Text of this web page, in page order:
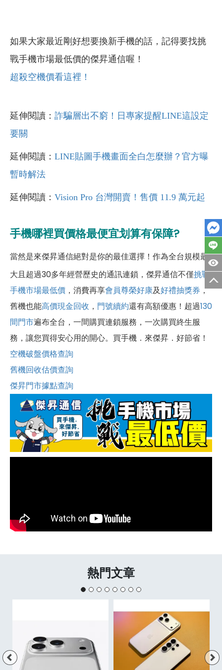
如果大家最近剛好想要換新手機的話，記得要找挑
戰手機市場最低價的傑昇通信喔！
超殺空機價看這裡！
延伸閱讀： 詐騙層出不窮！日專家提醒LINE這設定
要關
延伸閱讀： LINE貼圖手機畫面全白怎麼辦？官方曝
暫時解法
延伸閱讀： Vision Pro 台灣開賣！售價 11.9 萬元起
手機哪裡買價格最便宜划算有保障?
當然是來傑昇通信絕對是你的最佳選擇！作為全台規模最
大且超過30多年經營歷史的通訊連鎖，傑昇通信不僅挑戰
手機市場最低價 ，消費再享會員尊榮好康及好禮抽獎券 ，
舊機也能高價現金回收 ， 門號續約還有高額優惠！超過130
間門市遍布全台，一間購買連鎖服務，一次購買終生服
務，讓您買得安心用的開心。買手機．來傑昇．好節省！
空機破盤價格查詢
舊機回收估價查詢
傑昇門市據點查詢
熱門文章